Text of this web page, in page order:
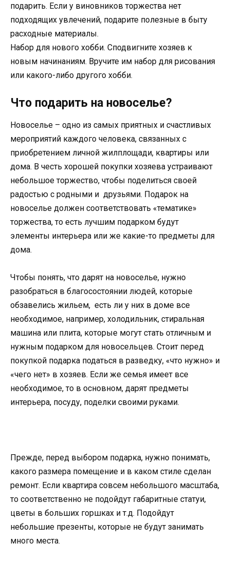
подарить. Если у виновников торжества нет
подходящих увлечений, подарите полезные в быту
расходные материалы.
Набор для нового хобби. Сподвигните хозяев к
новым начинаниям. Вручите им набор для рисования
или какого-либо другого хобби.
Что подарить на новоселье?
Новоселье – одно из самых приятных и счастливых
мероприятий каждого человека, связанных с
приобретением личной жилплощади, квартиры или
дома. В честь хорошей покупки хозяева устраивают
небольшое торжество, чтобы поделиться своей
радостью с родными и друзьями. Подарок на
новоселье должен соответствовать «тематике»
торжества, то есть лучшим подарком будут
элементы интерьера или же какие-то предметы для
дома.
Чтобы понять, что дарят на новоселье, нужно
разобраться в благосостоянии людей, которые
обзавелись жильем, есть ли у них в доме все
необходимое, например, холодильник, стиральная
машина или плита, которые могут стать отличным и
нужным подарком для новосельцев. Стоит перед
покупкой подарка податься в разведку, «что нужно» и
«чего нет» в хозяев. Если же семья имеет все
необходимое, то в основном, дарят предметы
интерьера, посуду, поделки своими руками.
Прежде, перед выбором подарка, нужно понимать,
какого размера помещение и в каком стиле сделан
ремонт. Если квартира совсем небольшого масштаба,
то соответственно не подойдут габаритные статуи,
цветы в больших горшках и т.д. Подойдут
небольшие презенты, которые не будут занимать
много места.